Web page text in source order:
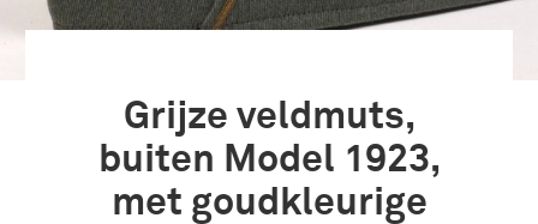
Grijze veldmuts,
buiten Model 1923,
met goudkleurige